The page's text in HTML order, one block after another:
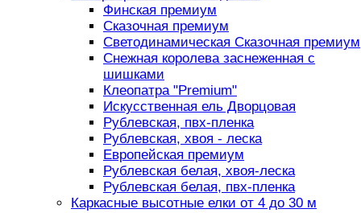
Финская премиум
Сказочная премиум
Светодинамическая Сказочная премиум
Снежная королева заснеженная с
шишками
Клеопатра "Premium"
Искусственная ель Дворцовая
Рублевская, пвх-пленка
Рублевская, хвоя - леска
Европейская премиум
Рублевская белая, хвоя-леска
Рублевская белая, пвх-пленка
Каркасные высотные елки от 4 до 30 м